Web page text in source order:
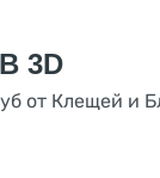
3D
от Клещей и